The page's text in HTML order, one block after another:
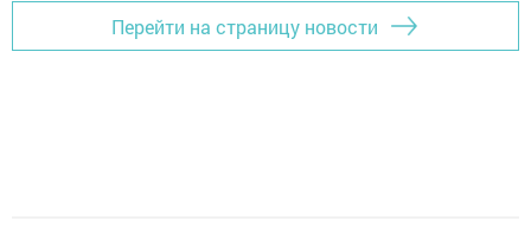
Перейти на страницу новости